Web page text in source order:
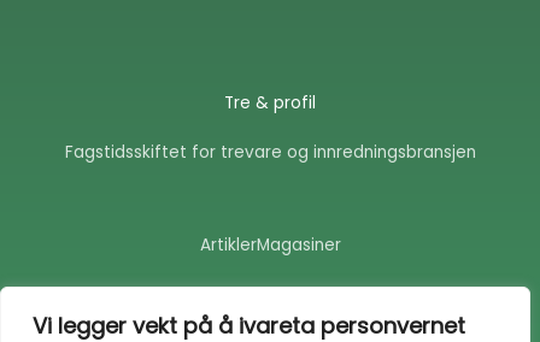
Vi legger vekt på å ivareta personvernet
Tre & profil
Fagstidsskiftet for trevare og innredningsbransjen
ArtiklerMagasiner
a n